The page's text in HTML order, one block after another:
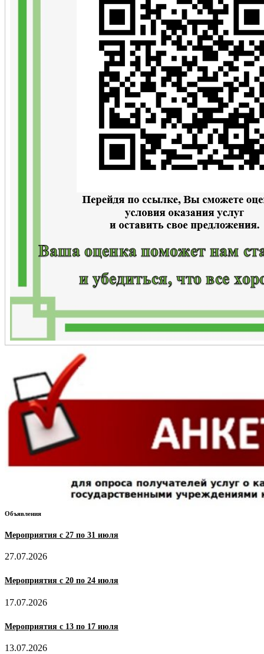
Объявления
Мероприятия с 27 по 31 июля
27.07.2026
Мероприятия с 20 по 24 июля
17.07.2026
Мероприятия с 13 по 17 июля
13.07.2026